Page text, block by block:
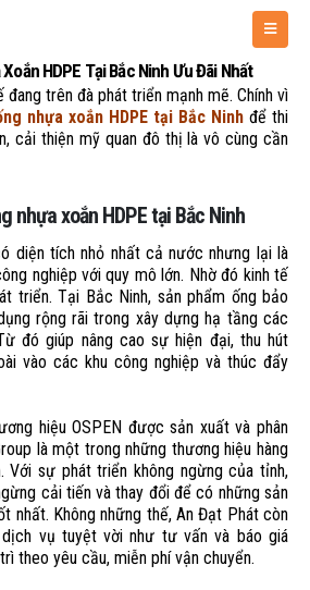
Xoắn HDPE Tại Bắc Ninh Ưu Đãi Nhất
đang trên đà phát triển mạnh mẽ. Chính vì
nhựa xoắn HDPE tại Bắc Ninh để thi
cải thiện mỹ quan đô thị là vô cùng cần
nhựa xoắn HDPE tại Bắc Ninh
diện tích nhỏ nhất cả nước nhưng lại là
nghiệp với quy mô lớn. Nhờ đó kinh tế
triển. Tại Bắc Ninh, sản phẩm ống bảo
rộng rãi trong xây dựng hạ tầng các
đó giúp nâng cao sự hiện đại, thu hút
vào các khu công nghiệp và thúc đẩy
hiệu OSPEN được sản xuất và phân
là một trong những thương hiệu hàng
Với sự phát triển không ngừng của tỉnh,
cải tiến và thay đổi để có những sản
nhất. Không những thế, An Đạt Phát còn
vụ tuyệt vời như tư vấn và báo giá
theo yêu cầu, miễn phí vận chuyển.